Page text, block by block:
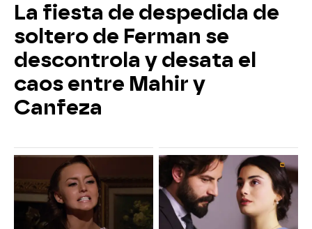
La fiesta de despedida de
soltero de Ferman se
descontrola y desata el
caos entre Mahir y
Canfeza